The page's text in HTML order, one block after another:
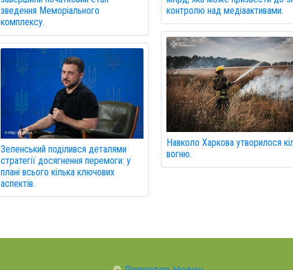
зведення Меморіального
комплексу.
Зеленський поділився деталями
стратегії досягнення перемоги: у
плані всього кілька ключових
аспектів.
контролю над медіаактивами.
Навколо Харкова утворилося
вогню.